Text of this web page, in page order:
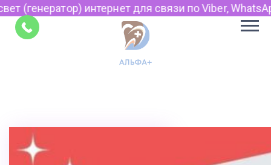
интернет для связи по Viber, WhatsApp и Telegram.